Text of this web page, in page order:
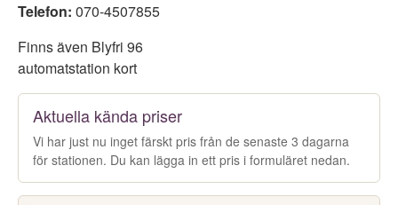
Telefon: 070-4507855
Finns även Blyfri 96
automatstation kort
Aktuella kända priser
Vi har just nu inget färskt pris från de senaste 3 dagarna
för stationen. Du kan lägga in ett pris i formuläret nedan.